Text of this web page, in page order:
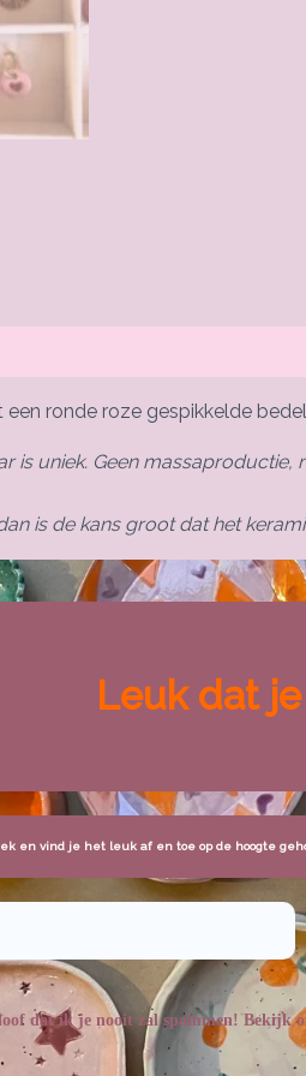
ronde roze gespikkelde
is uniek. Geen
is de kans groot dat het
Leuk dat
en vind je het leuk af en toe op de hoogte
dat ik je nooit zal spammen! Bekijk